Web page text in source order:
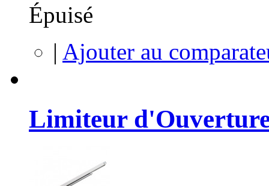
Épuisé
| Ajouter au
Limiteur